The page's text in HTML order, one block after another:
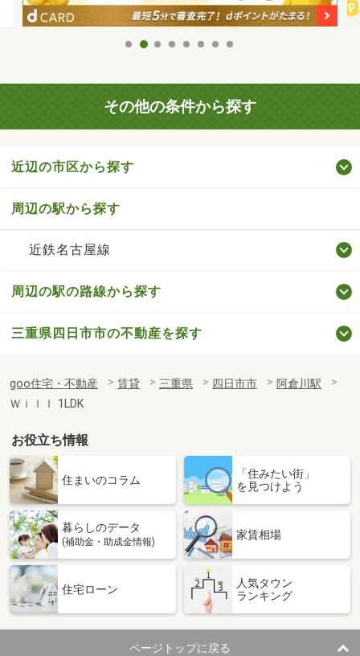
その他の条件から探す
近辺の市区から探す
周辺の駅から探す
近鉄名古屋線
周辺の駅の路線から探す
三重県四日市市の不動産を探す
goo住宅・不動産 賃貸 三重県 四日市市
阿倉川駅
Ｗｉｌｌ 1LDK
お役立ち情報
住まいのコラム
「住みたい街」
を見つけよう
暮らしのデータ
(補助金・助成金情報)
家賃相場
住宅ローン
人気タウン
ランキング
ページトップに戻る